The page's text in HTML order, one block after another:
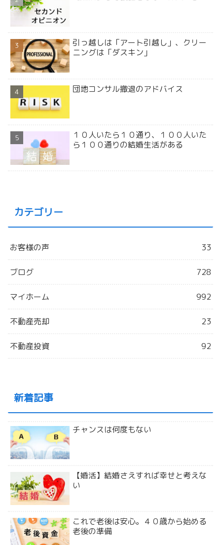
引っ越しは「アート引越し」、クリー
ニングは「ダスキン」
団地コンサル撤退のアドバイス
１０人いたら１０通り、１００人いた
ら１００通りの結婚生活がある
カテゴリー
お客様の声 33
ブログ 728
マイホーム 992
不動産売却 23
不動産投資 92
新着記事
チャンスは何度もない
【婚活】結婚さえすれば幸せと考えな
い
これで老後は安心。４０歳から始める
老後の準備